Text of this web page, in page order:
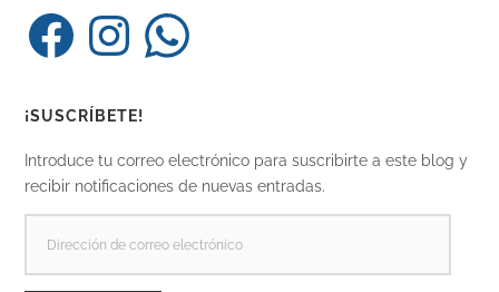
FacebookInstagramWhatsApp
¡SUSCRÍBETE!
Introduce tu correo electrónico para suscribirte a este blog y
recibir notificaciones de nuevas entradas.
CORREO